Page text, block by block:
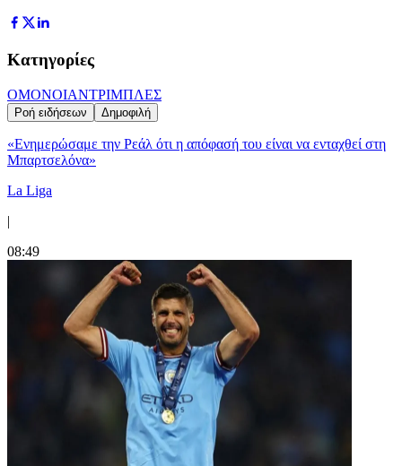
Κατηγορίες
ΟΜΟΝΟΙΑΝΤΡΙΜΠΛΕΣ
Ροή ειδήσεων Δημοφιλή
«Ενημερώσαμε την Ρεάλ ότι η απόφασή του είναι να ενταχθεί στη
Μπαρτσελόνα»
La Liga
|
08:49